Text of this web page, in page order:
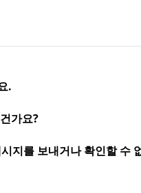
.
가요?
지를 보내거나 확인할 수